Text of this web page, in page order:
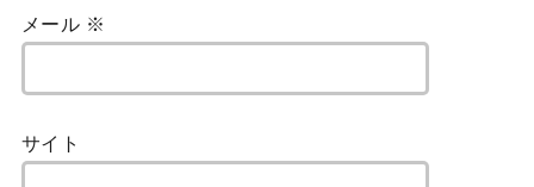
メール ※
サイト